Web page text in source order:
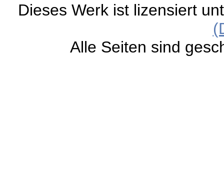
Dieses Werk ist lizensiert
Alle Seiten sind